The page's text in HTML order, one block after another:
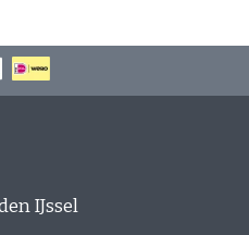
IJssel